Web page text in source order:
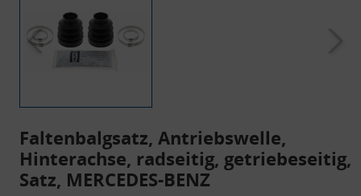
Faltenbalgsatz, Antriebswelle,
Hinterachse, radseitig, getriebeseitig,
Satz, MERCEDES-BENZ